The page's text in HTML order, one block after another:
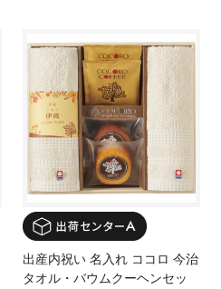
出産内祝い 名入れ ココロ 今治
タオル・バウムクーヘンセッ